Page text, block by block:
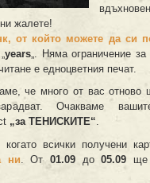
жалете!
от който можете да си
years „. Няма ограничение
е едноцветния печат.
че много от вас отново
Очакваме
„за ТЕНИСКИТЕ“.
когато всички получени
ни. От01.09 до05.09 ще